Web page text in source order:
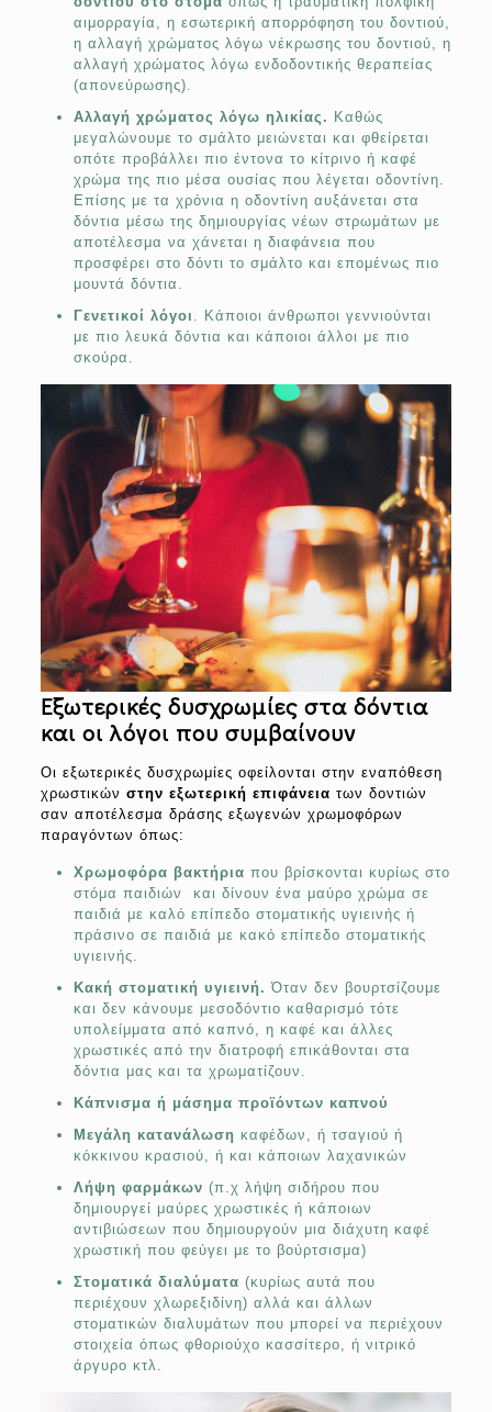
αιμορραγία, η εσωτερική απορρόφηση του δοντιού,
η αλλαγή χρώματος λόγω νέκρωσης του δοντιού, η
αλλαγή χρώματος λόγω ενδοδοντικής θεραπείας
(απονεύρωσης).
Αλλαγή χρώματος λόγω ηλικίας. Καθώς
μεγαλώνουμε το σμάλτο μειώνεται και φθείρεται
οπότε προβάλλει πιο έντονα το κίτρινο ή καφέ
χρώμα της πιο μέσα ουσίας που λέγεται οδοντίνη.
Επίσης με τα χρόνια η οδοντίνη αυξάνεται στα
δόντια μέσω της δημιουργίας νέων στρωμάτων με
αποτέλεσμα να χάνεται η διαφάνεια που
προσφέρει στο δόντι το σμάλτο και επομένως πιο
μουντά δόντια.
Γενετικοί λόγοι
. Κάποιοι άνθρωποι γεννιούνται
με πιο λευκά δόντια και κάποιοι άλλοι με πιο
σκούρα.
Εξωτερικές δυσχρωμίες στα δόντια
και οι λόγοι που συμβαίνουν
Οι εξωτερικές δυσχρωμίες οφείλονται στην εναπόθεση
χρωστικών στην εξωτερική επιφάνεια των δοντιών
σαν αποτέλεσμα δράσης εξωγενών χρωμοφόρων
παραγόντων όπως:
Χρωμοφόρα βακτήρια που βρίσκονται κυρίως στο
στόμα παιδιών και δίνουν ένα μαύρο χρώμα σε
παιδιά με καλό επίπεδο στοματικής υγιεινής ή
πράσινο σε παιδιά με κακό επίπεδο στοματικής
υγιεινής.
Κακή στοματική υγιεινή.Όταν δεν βουρτσίζουμε
και δεν κάνουμε μεσοδόντιο καθαρισμό τότε
υπολείμματα από καπνό, η καφέ και άλλες
χρωστικές από την διατροφή επικάθονται στα
δόντια μας και τα χρωματίζουν.
Kάπνισμα ή μάσημα προϊόντων καπνού
Μεγάλη κατανάλωση καφέδων, ή τσαγιού ή
κόκκινου κρασιού, ή και κάποιων λαχανικών
Λήψη φαρμάκων (π.χ λήψη σιδήρου που
δημιουργεί μαύρες χρωστικές ή κάποιων
αντιβιώσεων που δημιουργούν μια διάχυτη καφέ
χρωστική που φεύγει με το βούρτσισμα)
Στοματικά διαλύματα (κυρίως αυτά που
περιέχουν χλωρεξιδίνη) αλλά και άλλων
στοματικών διαλυμάτων που μπορεί να περιέχουν
στοιχεία όπως φθοριούχο κασσίτερο, ή νιτρικό
άργυρο κτλ.